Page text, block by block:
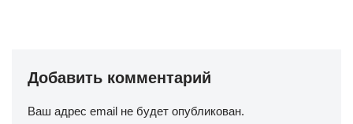
Добавить комментарий
Ваш адрес email не будет опубликован.